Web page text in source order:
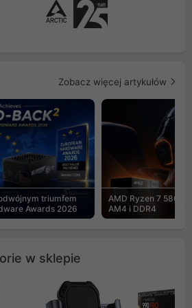
Zobacz więcej artykułów
triumfem
Awards 2026
AMD Ryzen 7
AM4 i DDR4
w sklepie